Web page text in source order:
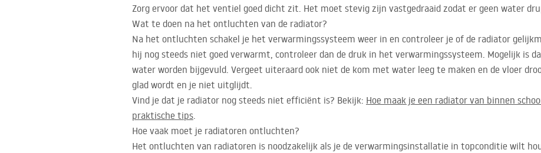
Zorg ervoor dat het ventiel goed dicht zit. Het moet stevig zijn vastgedraaid zodat er geen water
Wat te doen na het ontluchten van de radiator?
Na het ontluchten schakel je het verwarmingssysteem weer in en controleer je of de radiator
hij nog steeds niet goed verwarmt, controleer dan de druk in het verwarmingssysteem. Mogelijk is
water worden bijgevuld. Vergeet uiteraard ook niet de kom met water leeg te maken en de vloer
glad wordt en je niet uitglijdt.
Vind je dat je radiator nog steeds niet efficiënt is? Bekijk: Hoe maak je een radiator van binnen
praktische tips.
Hoe vaak moet je radiatoren ontluchten?
Het ontluchten van radiatoren is noodzakelijk als je de verwarmingsinstallatie in topconditie wilt